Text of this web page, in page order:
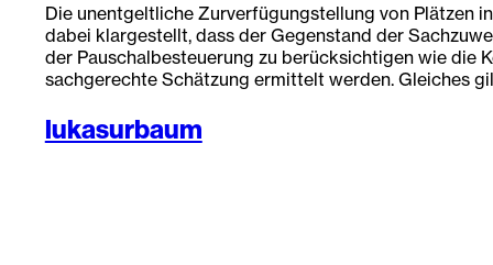
Die unentgeltliche Zurverfügungstellung von Plätzen
dabei klargestellt, dass der Gegenstand der
der Pauschalbesteuerung zu berücksichtigen wie die
sachgerechte Schätzung ermittelt werden. Gleiches
lukasurbaum